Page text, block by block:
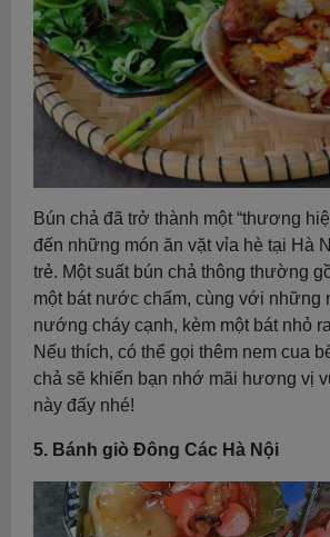
Bún chả đã trở thành một “thương
đến những món ăn vặt vỉa hè tại Hà
trẻ. Một suất bún chả thông thường
một bát nước chấm, cùng với những
nướng cháy cạnh, kèm một bát nhỏ
Nếu thích, có thể gọi thêm nem cua
chả sẽ khiến bạn nhớ mãi hương vị
này đấy nhé!
5. Bánh giò Đông Các Hà Nội